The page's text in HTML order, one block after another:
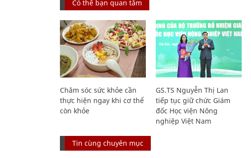
Có thể bạn quan tâm
Chăm sóc sức khỏe cần
thực hiện ngay khi cơ thể
còn khỏe
GS.TS Nguyễn Thị Lan
tiếp tục giữ chức Giám
đốc Học viện Nông
nghiệp Việt Nam
Tin cùng chuyên mục